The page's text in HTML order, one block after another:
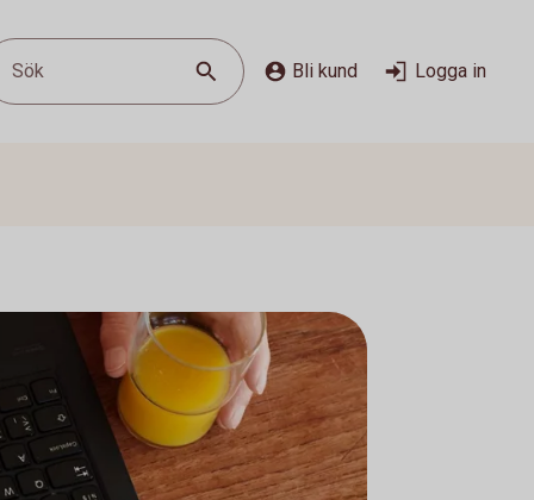
Sök Bli kund Logga in